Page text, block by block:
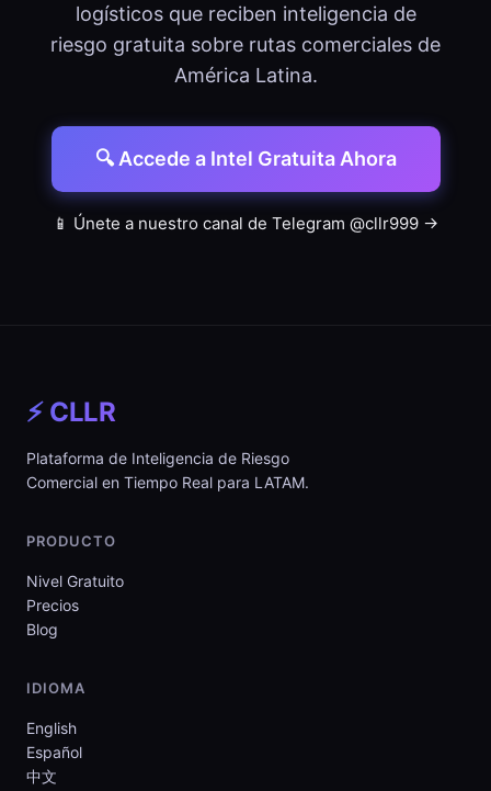
logísticos que reciben inteligencia de
riesgo gratuita sobre rutas comerciales de
América Latina.
🔍 Accede a Intel Gratuita Ahora
📱 Únete a nuestro canal de Telegram @cllr999 →
⚡ CLLR
Plataforma de Inteligencia de Riesgo
Comercial en Tiempo Real para LATAM.
PRODUCTO
Nivel Gratuito
Precios
Blog
IDIOMA
English
Español
中文